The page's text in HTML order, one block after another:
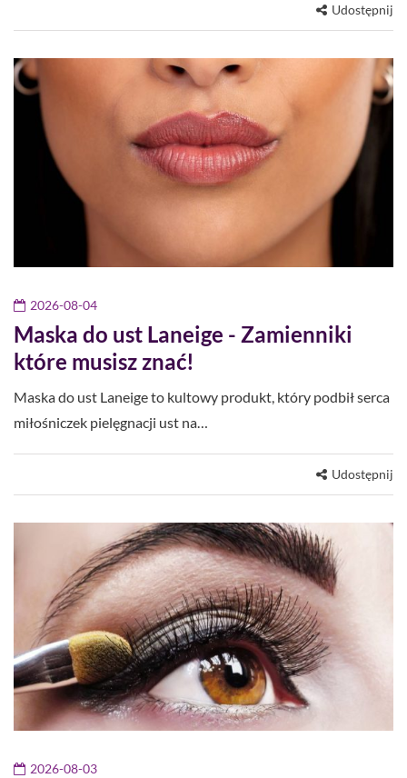
Udostępnij
2026-08-04
Maska do ust Laneige - Zamienniki
które musisz znać!
Maska do ust Laneige to kultowy produkt, który podbił serca
miłośniczek pielęgnacji ust na…
Udostępnij
2026-08-03